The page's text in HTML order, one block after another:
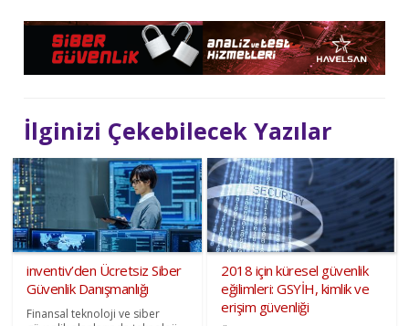
İlginizi Çekebilecek Yazılar
inventiv’den Ücretsiz Siber
Güvenlik Danışmanlığı
Finansal teknoloji ve siber
2018 için küresel güvenlik
eğilimleri: GSYİH, kimlik ve
erişim güvenliği